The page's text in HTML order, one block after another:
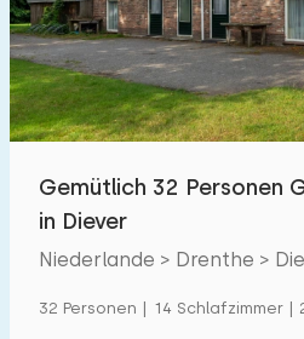
1 2 3 4
Entfernungen
Von Diever(max. km):
Zum Meer(max. km):
Gemütlich 32 Personen
in Diever
Niederlande > Drenthe >
32 Personen | 14 Schlafzimmer |